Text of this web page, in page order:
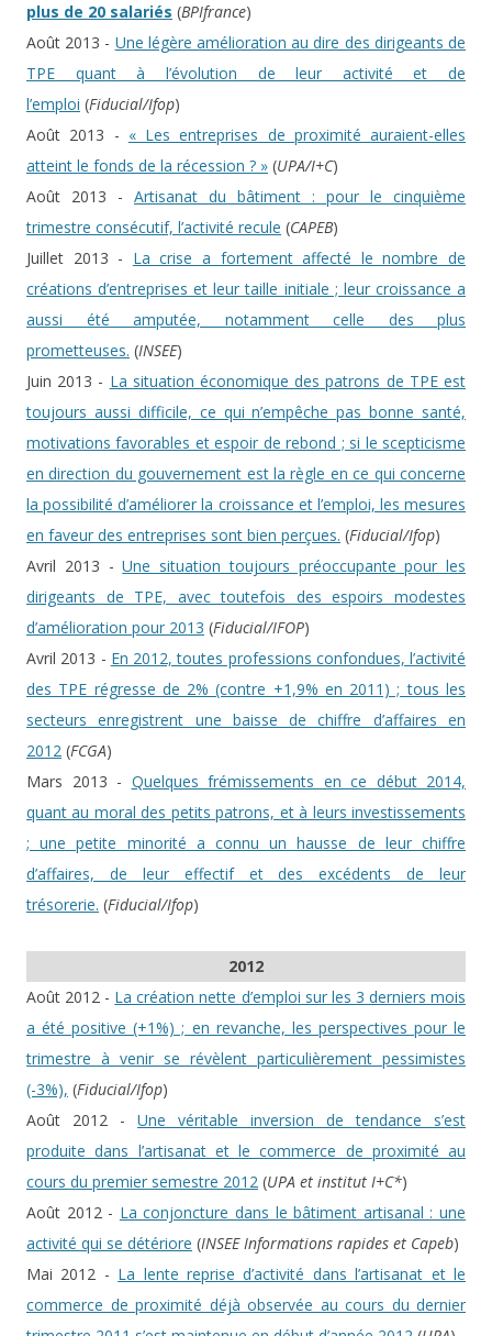
plus de 20 salariés (BPIfrance)
Août 2013 - Une légère amélioration au dire des dirigeants de
TPE quant à l’évolution de leur activité et de
l’emploi (Fiducial/Ifop)
Août 2013 - « Les entreprises de proximité auraient-elles
atteint le fonds de la récession ? » (UPA/I+C)
Août 2013 - Artisanat du bâtiment : pour le cinquième
trimestre consécutif, l’activité recule (CAPEB)
Juillet 2013 - La crise a fortement affecté le nombre de
créations d’entreprises et leur taille initiale ; leur croissance a
aussi été amputée, notamment celle des plus
prometteuses. (INSEE)
Juin 2013 - La situation économique des patrons de TPE est
toujours aussi difficile, ce qui n’empêche pas bonne santé,
motivations favorables et espoir de rebond ; si le scepticisme
en direction du gouvernement est la règle en ce qui concerne
la possibilité d’améliorer la croissance et l’emploi, les mesures
en faveur des entreprises sont bien perçues. (Fiducial/Ifop)
Avril 2013 -Une situation toujours préoccupante pour les
dirigeants de TPE, avec toutefois des espoirs modestes
d’amélioration pour 2013 (Fiducial/IFOP)
Avril 2013 - En 2012, toutes professions confondues, l’activité
des TPE régresse de 2% (contre +1,9% en 2011) ; tous les
secteurs enregistrent une baisse de chiffre d’affaires en
2012 (FCGA)
Mars 2013 - Quelques frémissements en ce début 2014,
quant au moral des petits patrons, et à leurs investissements
; une petite minorité a connu un hausse de leur chiffre
d’affaires, de leur effectif et des excédents de leur
trésorerie. (Fiducial/Ifop)
2012
Août 2012 - La création nette d’emploi sur les 3 derniers mois
a été positive (+1%) ; en revanche, les perspectives pour le
trimestre à venir se révèlent particulièrement pessimistes
(-3%), (Fiducial/Ifop)
Août 2012 - Une véritable inversion de tendance s’est
produite dans l’artisanat et le commerce de proximité au
cours du premier semestre 2012 (UPA et institut I+C*)
Août 2012 - La conjoncture dans le bâtiment artisanal : une
activité qui se détériore (INSEE Informations rapides et Capeb)
Mai 2012 - La lente reprise d’activité dans l’artisanat et le
commerce de proximité déjà observée au cours du dernier